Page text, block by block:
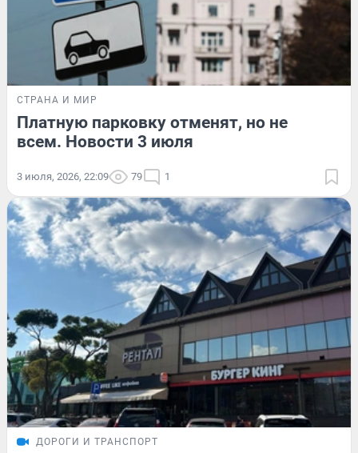
СТРАНА И МИР
Платную парковку отменят, но не
всем. Новости 3 июля
3 июля, 2026, 22:09 79 1
ДОРОГИ И ТРАНСПОРТ